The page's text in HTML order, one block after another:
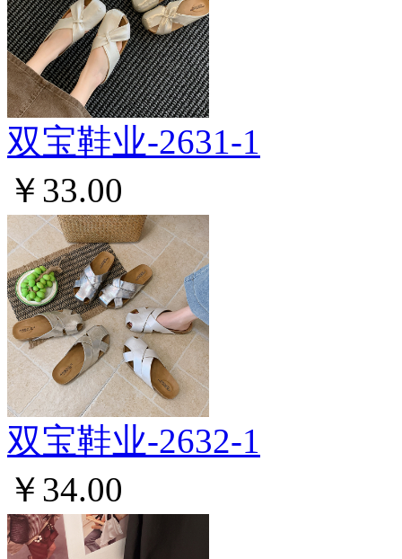
双宝鞋业-2631-1
￥33.00
双宝鞋业-2632-1
￥34.00